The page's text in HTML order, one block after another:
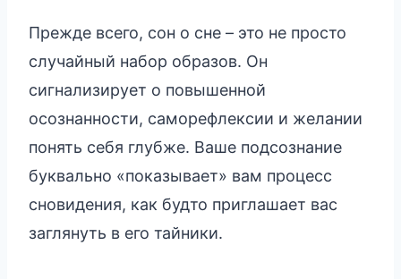
Прежде всего, сон о сне – это не просто
случайный набор образов. Он
сигнализирует о повышенной
осознанности, саморефлексии и желании
понять себя глубже. Ваше подсознание
буквально «показывает» вам процесс
сновидения, как будто приглашает вас
заглянуть в его тайники.